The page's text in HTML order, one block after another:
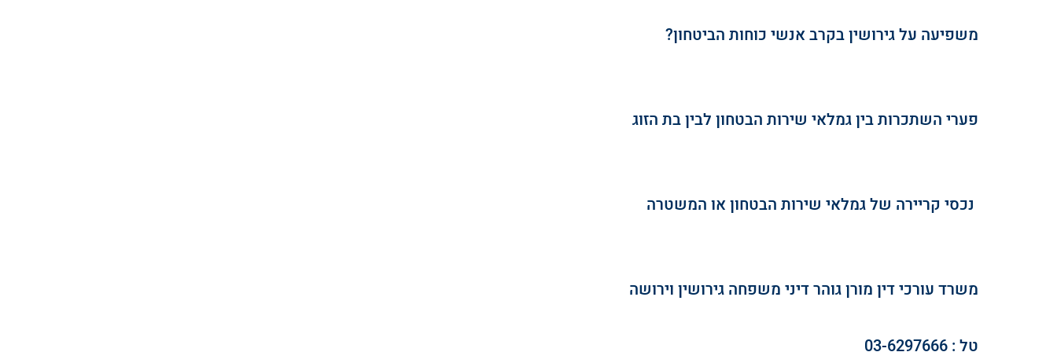
משפיעה על גירושין בקרב אנשי כוחות הביטחון?
פערי השתכרות בין גמלאי שירות הבטחון לבין בת הזוג
נכסי קריירה של גמלאי שירות הבטחון או המשטרה
משרד עורכי דין מורן גוהר דיני משפחה גירושין וירושה
טל : 03-6297666